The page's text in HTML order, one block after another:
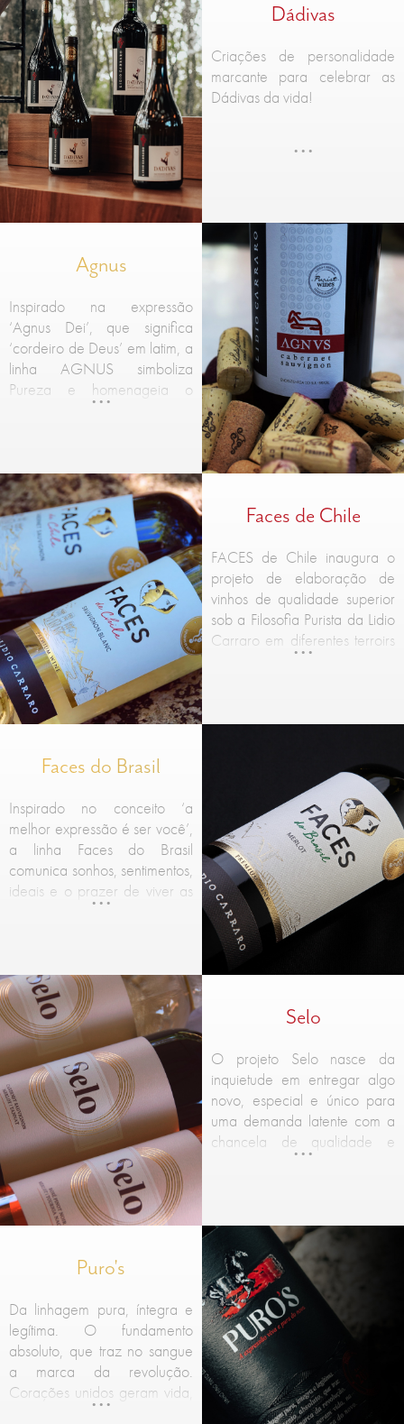
Dádivas
Criações de personalidade
marcante para celebrar as
Dádivas da vida!
Agnus
Inspirado na expressão
‘Agnus Dei’, que significa
‘cordeiro de Deus’ em latim, a
linha AGNUS simboliza
Pureza e homenageia o
terroir de Encruzilhada do Sul,
Faces de Chile
FACES de Chile inaugura o
projeto de elaboração de
vinhos de qualidade superior
sob a Filosofia Purista da Lidio
Carraro em diferentes terroirs
Faces do Brasil
Inspirado no conceito ‘a
melhor expressão é ser você’,
a linha Faces do Brasil
comunica sonhos, sentimentos,
ideais e o prazer de viver as
boas coisas da vida.
Selo
O projeto Selo nasce da
inquietude em entregar algo
novo, especial e único para
uma demanda latente com a
chancela de qualidade e
valores da Vinícola. Vinhos
buscam elegância e leveza.
Puro's
Da linhagem pura, íntegra e
legítima. O fundamento
absoluto, que traz no sangue
a marca da revolução.
Corações unidos geram vida,
na expressão viva e pura do